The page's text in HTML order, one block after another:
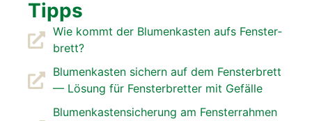
Tipps
Wie kommt der Blu­men­kas­ten aufs Fens­ter­
brett?
Blu­men­kas­ten sichern auf dem Fens­ter­brett
— Lösung für Fens­ter­bret­ter mit Gefäl­le
Blu­men­kas­ten­si­che­rung am Fens­ter­rah­men